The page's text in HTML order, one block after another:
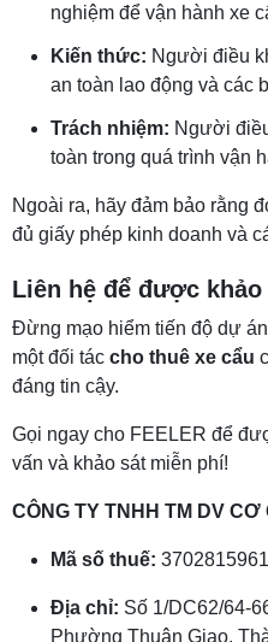
nghiệm để vận hành xe
Kiến thức: Người điều
an toàn lao động và các
Trách nhiệm: Người
toàn trong quá trình vận
Ngoài ra, hãy đảm bảo rằng
đủ giấy phép kinh doanh và
Liên hệ để được
Đừng mạo hiểm tiến độ dự
một đối tác cho thuê xe cẩu
đáng tin cậy.
Gọi ngay cho FEELER để
vấn và khảo sát miễn phí!
CÔNG TY TNHH TM DV CƠ
Mã số thuế: 3702815961
Địa chỉ: Số 1/DC62/64-
Phường Thuận Giao,